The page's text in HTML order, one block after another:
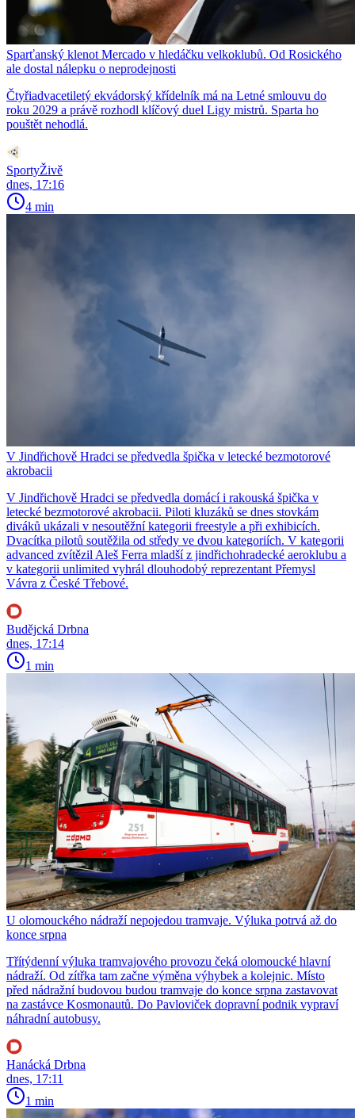
Sparťanský klenot Mercado v hledáčku velkoklubů. Od Rosického
ale dostal nálepku o neprodejnosti
Čtyřiadvacetiletý ekvádorský křídelník má na Letné smlouvu do
roku 2029 a právě rozhodl klíčový duel Ligy mistrů. Sparta ho
pouštět nehodlá.
SportyŽivě
dnes, 17:16
4 min
V Jindřichově Hradci se předvedla špička v letecké bezmotorové
akrobacii
V Jindřichově Hradci se předvedla domácí i rakouská špička v
letecké bezmotorové akrobacii. Piloti kluzáků se dnes stovkám
diváků ukázali v nesoutěžní kategorii freestyle a při exhibicích.
Dvacítka pilotů soutěžila od středy ve dvou kategoriích. V kategorii
advanced zvítězil Aleš Ferra mladší z jindřichohradecké aeroklubu a
v kategorii unlimited vyhrál dlouhodobý reprezentant Přemysl
Vávra z České Třebové.
Budějcká Drbna
dnes, 17:14
1 min
U olomouckého nádraží nepojedou tramvaje. Výluka potrvá až do
konce srpna
Třítýdenní výluka tramvajového provozu čeká olomoucké hlavní
nádraží. Od zítřka tam začne výměna výhybek a kolejnic. Místo
před nádražní budovou budou tramvaje do konce srpna zastavovat
na zastávce Kosmonautů. Do Pavloviček dopravní podnik vypraví
náhradní autobusy.
Hanácká Drbna
dnes, 17:11
1 min